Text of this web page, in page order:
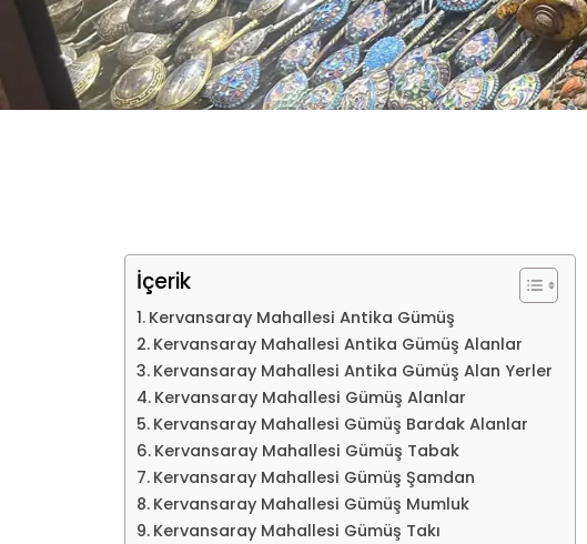
İçerik
Kervansaray Mahallesi Antika Gümüş
Kervansaray Mahallesi Antika Gümüş Alanlar
Kervansaray Mahallesi Antika Gümüş Alan Yerler
Kervansaray Mahallesi Gümüş Alanlar
Kervansaray Mahallesi Gümüş Bardak Alanlar
Kervansaray Mahallesi Gümüş Tabak
Kervansaray Mahallesi Gümüş Şamdan
Kervansaray Mahallesi Gümüş Mumluk
Kervansaray Mahallesi Gümüş Takı